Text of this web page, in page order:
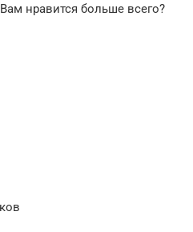
нравится больше всего?